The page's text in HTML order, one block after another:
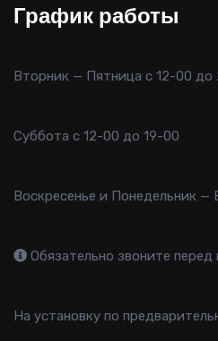
График работы
Вторник — Пятница с 12-00 до
Суббота с 12-00 до 19-00
Воскресенье и Понедельник —
Обязательно звоните перед
На установку по